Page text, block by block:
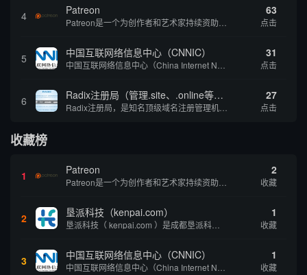
4 Patreon 63
点击
5 中国互联网络信息中心（CNNIC） 31
点击
6 Radix注册局（管理.site、.online等顶级域名） 27
点击
收藏榜
1 Patreon 2
收藏
2 垦派科技（kenpai.com） 1
收藏
3 中国互联网络信息中心（CNNIC） 1
收藏